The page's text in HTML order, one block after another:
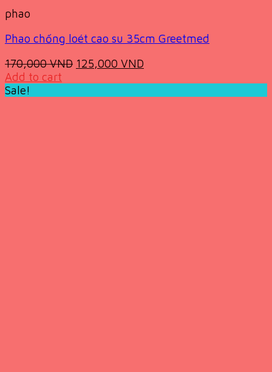
phao
Phao chống loét cao su 35cm Greetmed
170,000VND Original
125,000 VND
Add to cart
Sale!